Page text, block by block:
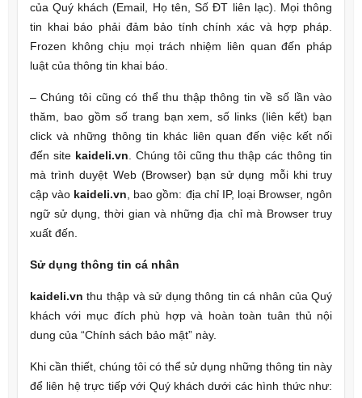
của Quý khách (Email, Họ tên, Số ĐT liên lạc). Mọi thông
tin khai báo phải đảm bảo tính chính xác và hợp pháp.
Frozen không chịu mọi trách nhiệm liên quan đến pháp
luật của thông tin khai báo.
– Chúng tôi cũng có thể thu thập thông tin về số lần vào
thăm, bao gồm số trang bạn xem, số links (liên kết) bạn
click và những thông tin khác liên quan đến việc kết nối
đến site kaideli.vn . Chúng tôi cũng thu thập các thông tin
mà trình duyệt Web (Browser) bạn sử dụng mỗi khi truy
cập vào kaideli.vn , bao gồm: địa chỉ IP, loại Browser, ngôn
ngữ sử dụng, thời gian và những địa chỉ mà Browser truy
xuất đến.
Sử dụng thông tin cá nhân
kaideli.vn thu thập và sử dụng thông tin cá nhân của Quý
khách với mục đích phù hợp và hoàn toàn tuân thủ nội
dung của “Chính sách bảo mật” này.
Khi cần thiết, chúng tôi có thể sử dụng những thông tin này
để liên hệ trực tiếp với Quý khách dưới các hình thức như: